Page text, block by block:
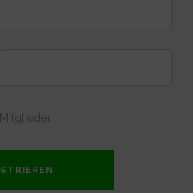
Mitglieder